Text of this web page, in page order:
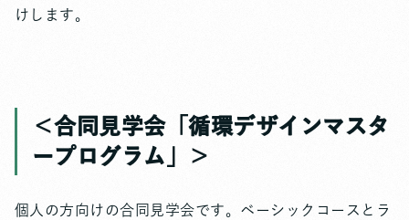
けします。
＜合同見学会「循環デザインマスタ
ープログラム」＞
個人の方向けの合同見学会です。ベーシックコースとラ